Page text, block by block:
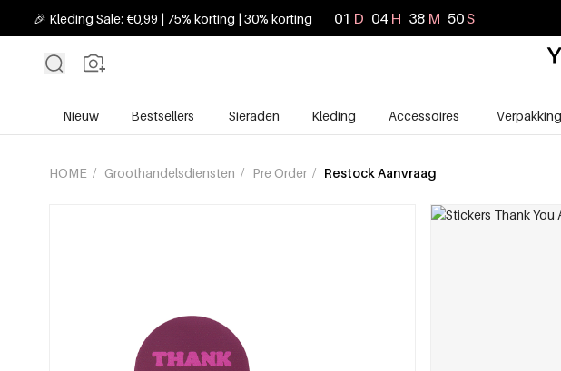
🎉 Kleding Sale: €0,99 | 75% korting | 30% korting 01 D 04 H 38 M 49S
Nieuw Bestsellers Sieraden Kleding Accessoires
HOME / Groothandelsdiensten / Pre Order / Restock Aanvraag